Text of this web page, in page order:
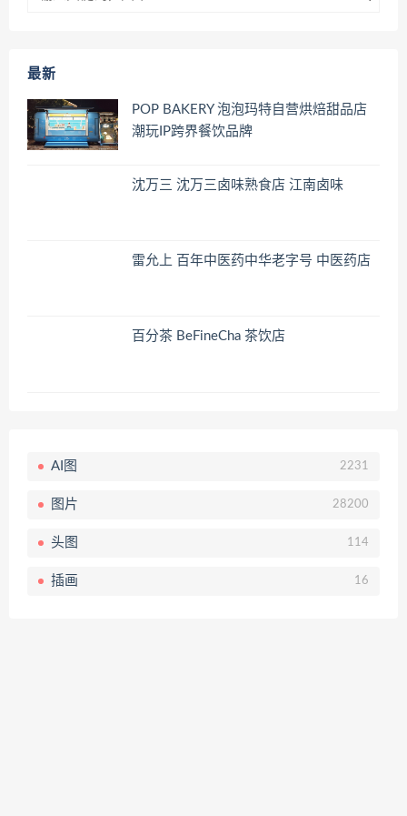
最新
POP BAKERY 泡泡玛特自营烘焙甜品店
潮玩IP跨界餐饮品牌
沈万三 沈万三卤味熟食店 江南卤味
雷允上 百年中医药中华老字号 中医药店
百分茶 BeFineCha 茶饮店
AI图 2231
图片 28200
头图 114
插画 16